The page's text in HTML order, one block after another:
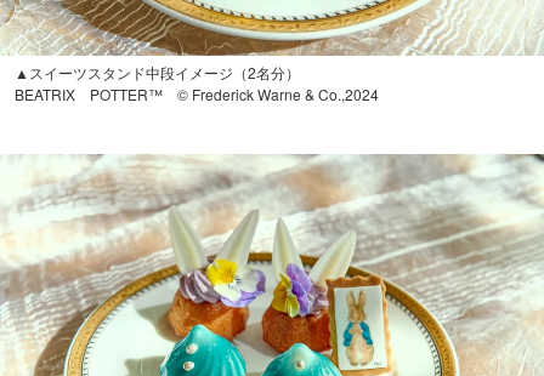
▲スイーツスタンド中段イメージ（2名分）
BEATRIX POTTER™ © Frederick Warne & Co.,2024